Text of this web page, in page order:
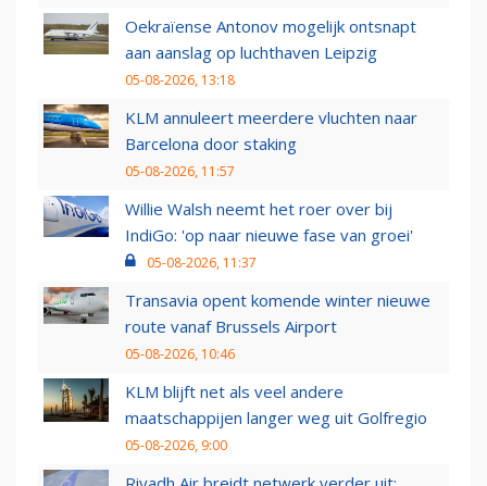
Oekraïense Antonov mogelijk ontsnapt
aan aanslag op luchthaven Leipzig
05-08-2026, 13:18
KLM annuleert meerdere vluchten naar
Barcelona door staking
05-08-2026, 11:57
Willie Walsh neemt het roer over bij
IndiGo: 'op naar nieuwe fase van groei'
05-08-2026, 11:37
Transavia opent komende winter nieuwe
route vanaf Brussels Airport
05-08-2026, 10:46
KLM blijft net als veel andere
maatschappijen langer weg uit Golfregio
05-08-2026, 9:00